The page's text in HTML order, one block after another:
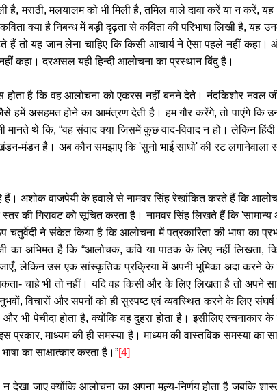
है, मराठी, मलयालम को भी मिली है, तमिल वाले दावा करें या न करें,
क्या है निबन्ध में बड़ी दृढ़ता से कविता की परिभाषा लिखी है, यह
तो यह जान लेना चाहिए कि किसी आचार्य ने ऐसा पहले नहीं कहा।
कहा। दरअसल यही हिन्दी आलोचना का प्रस्थान बिंदु है।
होता है कि वह आलोचना को एकरस नहीं बनने देते। नंदकिशोर नवल
हमें असहमत होने का आमंत्रण देती है। हम गौर करेंगे, तो पाएंगे कि
मानते थे कि, “वह संवाद क्या जिसमें कुछ वाद-विवाद न हो। लेकिन
मंडन है। अब कौन समझाए कि 'सुनो भाई साधो' की रट लगानेवाला
रहे हैं। अशोक वाजपेयी के हवाले से नामवर सिंह रेखांकित करते हैं कि
की गिरावट को सूचित करता है। नामवर सिंह लिखते हैं कि
चतुर्वेदी ने संकेत किया है कि आलोचना में पत्रकारिता की भाषा का
अभिमत है कि “आलोचक, कवि या पाठक के लिए नहीं लिखता,
लेकिन उस एक सांस्कृतिक प्रक्रिया में अपनी भूमिका अदा करने के
चाहे भी तो नहीं। यदि वह किसी और के लिए लिखता है तो अपने
विचारों और सपनों को ही सुस्पष्ट एवं व्यवस्थित करने के लिए
और भी पेचीदा होता है, क्योंकि वह दुहरा होता है। इसीलिए
प्रकार, माध्यम की ही समस्या है। माध्यम की वास्तविक समस्या
का साक्षात्कार करता है।”[4]
जाए क्योंकि आलोचना का अपना मूल्य-निर्णय होता है जबकि